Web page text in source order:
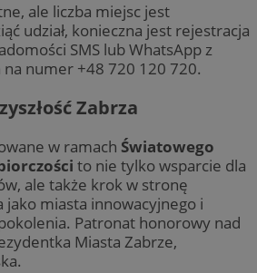
ale liczba miejsc jest
udział, konieczna jest rejestracja
SMS lub WhatsApp z
na numer +48 720 120 720.
Zabrza
w ramach Światowego
to nie tylko wsparcie dla
ale także krok w stronę
jako miasta innowacyjnego i
Patronat honorowy nad
Miasta Zabrze,